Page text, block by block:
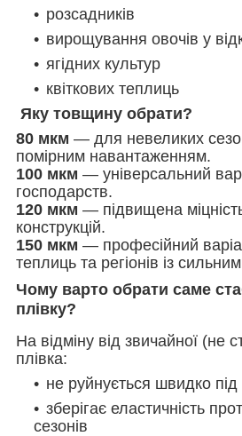
розсадників
вирощування овочів у
ягідних культур
квіткових теплиць
Яку товщину обрати?
80 мкм — для невеликих
помірним навантаженням.
100 мкм — універсальний
господарств.
120 мкм — підвищена
конструкцій.
150 мкм — професійний
теплиць та регіонів із
Чому варто обрати саме
плівку?
На відміну від звичайної (не
плівка:
не руйнується швидко
зберігає еластичність
сезонів